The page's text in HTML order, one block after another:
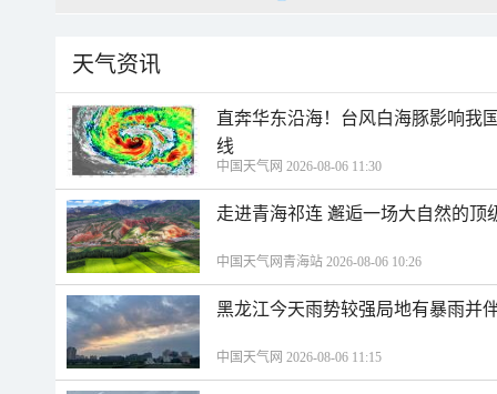
天气资讯
直奔华东沿海！台风白海豚影响我
线
中国天气网 2026-08-06 11:30
走进青海祁连 邂逅一场大自然的顶
中国天气网青海站 2026-08-06 10:26
黑龙江今天雨势较强局地有暴雨并
中国天气网 2026-08-06 11:15